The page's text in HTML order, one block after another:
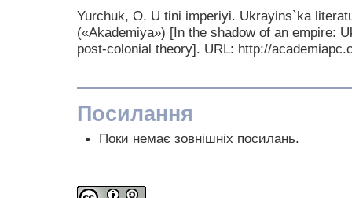
Yurchuk, O. U tini imperiyi. Ukrayins`ka
(«Akademiya») [In the shadow of an empire:
post-colonial theory]. URL: http://
Посилання
Поки немає зовнішніх посилань.